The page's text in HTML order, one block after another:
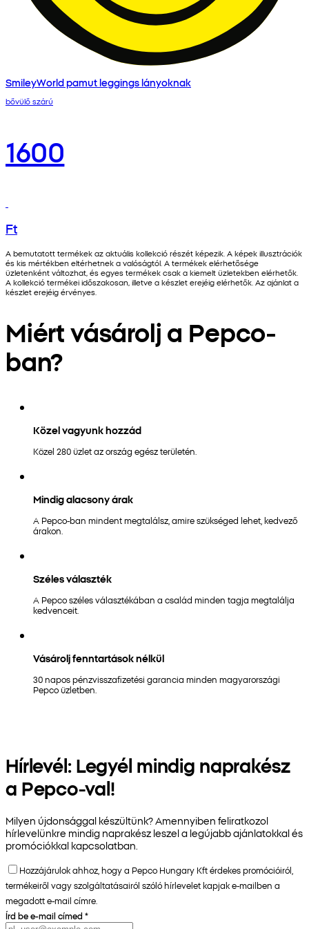
SmileyWorld pamut leggings lányoknak
bővülő szárú
1600
Ft
A bemutatott termékek az aktuális kollekció részét képezik. A képek illusztrációk
és kis mértékben eltérhetnek a valóságtól. A termékek elérhetősége
üzletenként változhat, és egyes termékek csak a kiemelt üzletekben elérhetők.
A kollekció termékei időszakosan, illetve a készlet erejéig elérhetők. Az ajánlat a
készlet erejéig érvényes.
Miért vásárolj a Pepco-
ban?
Közel vagyunk hozzád
Közel 280 üzlet az ország egész területén.
Mindig alacsony árak
A Pepco-ban mindent megtalálsz, amire szükséged lehet, kedvező
árakon.
Széles választék
A Pepco széles választékában a család minden tagja megtalálja
kedvenceit.
Vásárolj fenntartások nélkül
30 napos pénzvisszafizetési garancia minden magyarországi
Pepco üzletben.
Hírlevél: Legyél mindig naprakész
a Pepco-val!
Milyen újdonsággal készültünk? Amennyiben feliratkozol
hírlevelünkre mindig naprakész leszel a legújabb ajánlatokkal és
promóciókkal kapcsolatban.
Hozzájárulok ahhoz, hogy a Pepco Hungary Kft érdekes promócióiról,
termékeiről vagy szolgáltatásairól szóló hírlevelet kapjak e-mailben a
megadott e-mail címre.
Írd be e-mail címed *